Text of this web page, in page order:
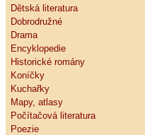
Dětská literatura
Dobrodružné
Drama
Encyklopedie
Historické romány
Koníčky
Kuchařky
Mapy, atlasy
Počítačová literatura
Poezie